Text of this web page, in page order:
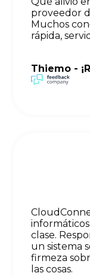
proveedor
Muchos
rápida,
Thiemo -
clase.
un sistema
firmeza
las cosas.